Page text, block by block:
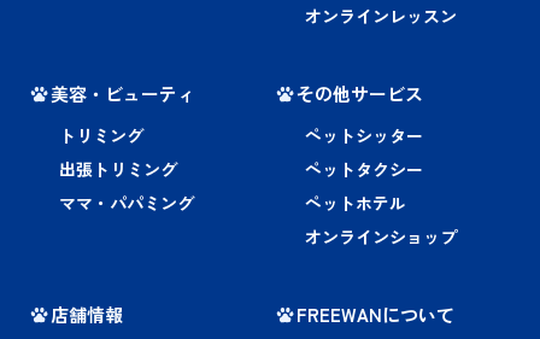
オンラインレッスン
美容・ビューティ
トリミング
出張トリミング
ママ・パパミング
その他サービス
ペットシッター
ペットタクシー
ペットホテル
オンラインショップ
店舗情報 FREEWANについて